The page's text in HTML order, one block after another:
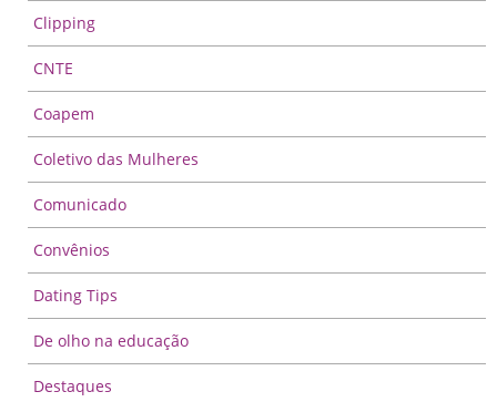
Clipping
CNTE
Coapem
Coletivo das Mulheres
Comunicado
Convênios
Dating Tips
De olho na educação
Destaques